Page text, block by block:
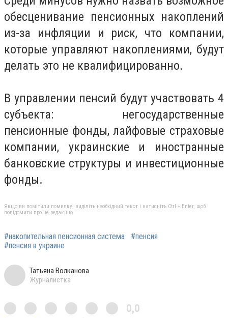
обесценивание пенсионных накоплений
из-за инфляции и риск, что компании,
которые управляют накоплениями, будут
делать это не квалифицированно.
В управлении пенсий будут участвовать 4
субъекта: негосударственные
пенсионные фонды, лайфовые страховые
компании, украинские и иностранные
банковские структуры и инвестиционные
фонды.
Якщо ви помітили помилку, виділіть необхідний текст і натисніть Ctrl + Enter, щоб
повідомити про це редакцію
#накопительная пенсионная система
#пенсия
#пенсия в украине
Татьяна Волканова
Журналистка
0,0